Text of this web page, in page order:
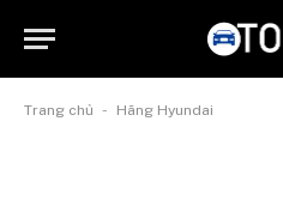
Trang chủ - Hãng Hyundai